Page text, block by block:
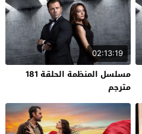
02:13:19
مسلسل المنظمة الحلقة 181
مترجم